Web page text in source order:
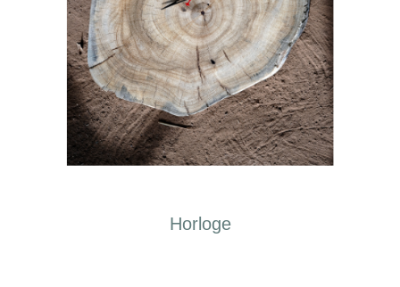
Horloge